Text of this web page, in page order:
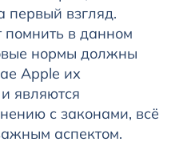
первый взгляд.
помнить в данном
нормы должны
Apple их
являются
с законами, всё
аспектом.